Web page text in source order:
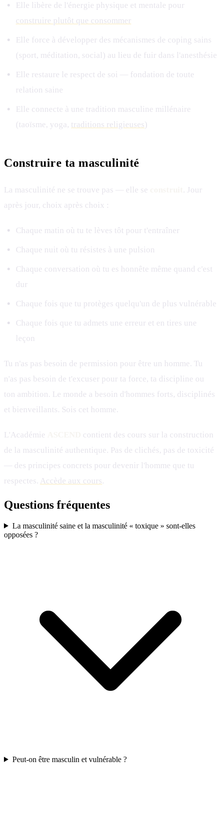
Elle libère de l'énergie physique et mentale pour
construire plutôt que consommer
Elle force à développer des mécanismes de coping sains
(sport, méditation, social) au lieu de fuir dans l'anesthésie
Elle restaure le respect de soi — fondation de toute
relation saine
Elle connecte à une tradition masculine millénaire
(taoïsme, yoga, traditions religieuses )
Construire ta masculinité
La masculinité ne se trouve pas — elle se
. Jour
après jour, choix après choix :
Chaque matin où tu te lèves tôt pour t'entraîner
Chaque nuit où tu résistes à une pulsion
Chaque conversation où tu es honnête même quand c'est
dur
Chaque fois que tu protèges quelqu'un de plus vulnérable
Chaque fois que tu admets une erreur et en tires une
leçon
Tu n'as pas besoin de permission pour être un homme. Tu
n'as pas besoin de t'excuser pour ta force, ta discipline ou
ton ambition. Le monde a besoin d'hommes forts, disciplinés
et bienveillants. Sois cet homme.
L'Académie
contient des cours sur la construction
de la masculinité authentique. Pas de clichés, pas de toxicité
— des principes concrets pour devenir l'homme que tu
respectes. Accède aux cours.
Questions fréquentes
La masculinité saine et la masculinité « toxique » sont-elles
opposées ?
Peut-on être masculin et vulnérable ?